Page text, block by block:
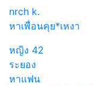
nrch k.
หาเพื่อนคุย*เหงา
หญิง 42
ระยอง
หาแฟน